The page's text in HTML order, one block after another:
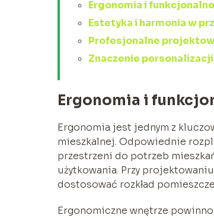
Ergonomia i
Estetyka i harmonia w
Profesjonalne
Znaczenie
Ergonomia i
Ergonomia jest jednym z
mieszkalnej. Odpowiednie
przestrzeni do potrzeb
użytkowania. Przy
dostosować rozkład
Ergonomiczne wnętrze